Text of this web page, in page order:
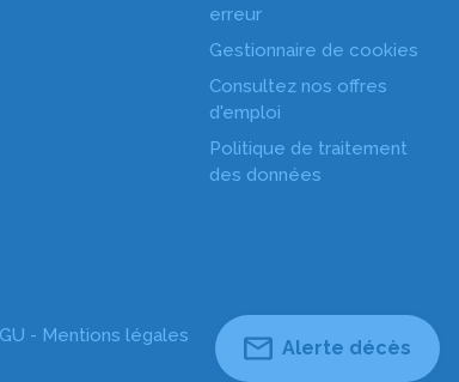
Alerte décès
erreur
Gestionnaire de cookies
Consultez nos offres
d'emploi
Politique de traitement
des données
- Mentions légales